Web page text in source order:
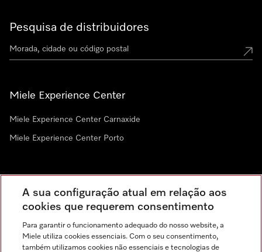
Pesquisa de distribuidores
Miele Experience Center
Miele Experience Center Carnaxide
Miele Experience Center Porto
A sua configuração atual em relação aos
cookies que requerem consentimento
Para garantir o funcionamento adequado do nosso website, a
Miele utiliza cookies essenciais. Com o seu consentimento,
também utilizamos cookies não essenciais e tecnologias de